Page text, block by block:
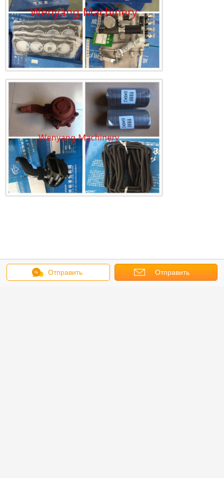
Отправить Отправить